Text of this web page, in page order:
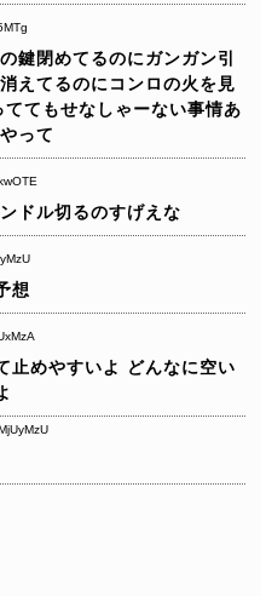
鍵閉めてるのにガンガン引
えてるのにコンロの火を見
ててもせなしゃーない事情あ
って
ドル切るのすげえな
想
止めやすいよ
どんなに空い